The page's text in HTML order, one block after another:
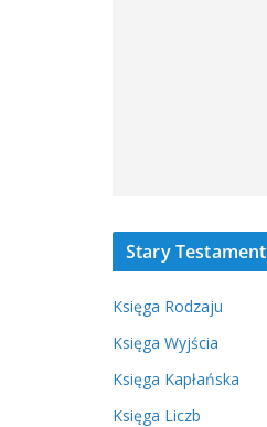
Stary
Księga Rodzaju
Księga Wyjścia
Księga Kapłańska
Księga Liczb